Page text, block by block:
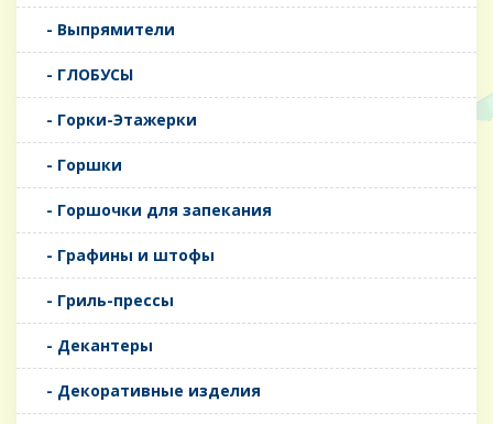
- Выпрямители
- ГЛОБУСЫ
- Горки-Этажерки
- Горшки
- Горшочки для запекания
- Графины и штофы
- Гриль-прессы
- Декантеры
- Декоративные изделия